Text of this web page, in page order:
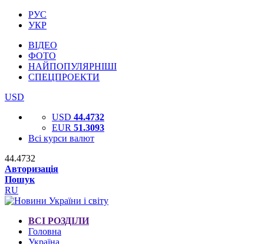
РУС
УКР
ВІДЕО
ФОТО
НАЙПОПУЛЯРНІШІ
СПЕЦПРОЕКТИ
USD
USD 44.4732
EUR 51.3093
Всі курси валют
44.4732
Авторизація
Пошук
RU
ВСІ РОЗДІЛИ
Головна
Україна